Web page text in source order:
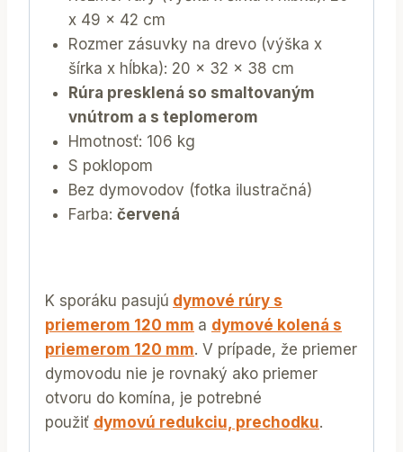
x 49 x 42 cm
Rozmer zásuvky na drevo (výška x
šírka x hĺbka): 20 x 32 x 38 cm
Rúra presklená so smaltovaným
vnútrom a s teplomerom
Hmotnosť: 106 kg
S poklopom
Bez dymovodov (fotka ilustračná)
Farba: červená
K sporáku pasujú dymové rúry s
priemerom 120 mm a dymové kolená s
priemerom 120 mm. V prípade, že priemer
dymovodu nie je rovnaký ako priemer
otvoru do komína, je potrebné
použiť dymovú redukciu, prechodku.